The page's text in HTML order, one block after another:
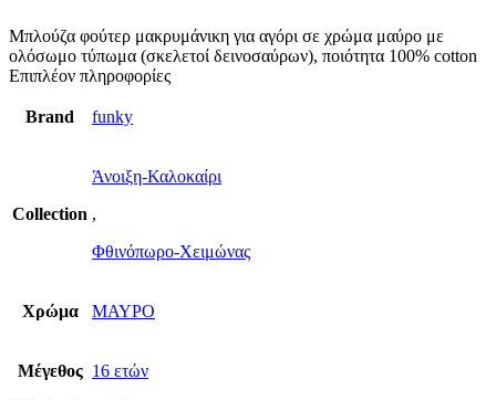
Μπλούζα φούτερ μακρυμάνικη για αγόρι σε χρώμα μαύρο με
ολόσωμο τύπωμα (σκελετοί δεινοσαύρων), ποιότητα 100% cotton
Επιπλέον πληροφορίες
Brand funky
Collection
Άνοιξη-Καλοκαίρι
,
Φθινόπωρο-Χειμώνας
Χρώμα ΜΑΥΡΟ
Μέγεθος 16 ετών